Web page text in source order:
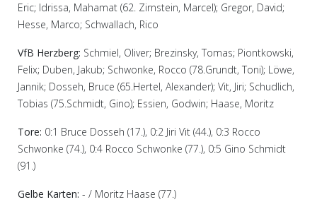
Eric; Idrissa, Mahamat (62. Zirnstein, Marcel); Gregor, David;
Hesse, Marco; Schwallach, Rico
VfB Herzberg: Schmiel, Oliver; Brezinsky, Tomas; Piontkowski,
Felix; Duben, Jakub; Schwonke, Rocco (78.Grundt, Toni); Löwe,
Jannik; Dosseh, Bruce (65.Hertel, Alexander); Vit, Jiri; Schudlich,
Tobias (75.Schmidt, Gino); Essien, Godwin; Haase, Moritz
Tore: 0:1 Bruce Dosseh (17.), 0:2 Jiri Vit (44.), 0:3 Rocco
Schwonke (74.), 0:4 Rocco Schwonke (77.), 0:5 Gino Schmidt
(91.)
Gelbe Karten: - / Moritz Haase (77.)